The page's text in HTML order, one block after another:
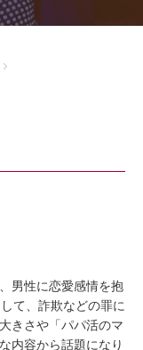
男性に恋愛感情を抱
て、詐欺などの罪に
きさや「パパ活のマ
内容から話題になり